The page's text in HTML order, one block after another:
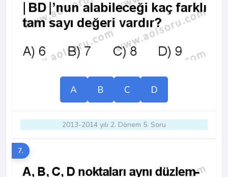
A B C D
2013-2014 yılı 2. Dönem 5. Soru
7.